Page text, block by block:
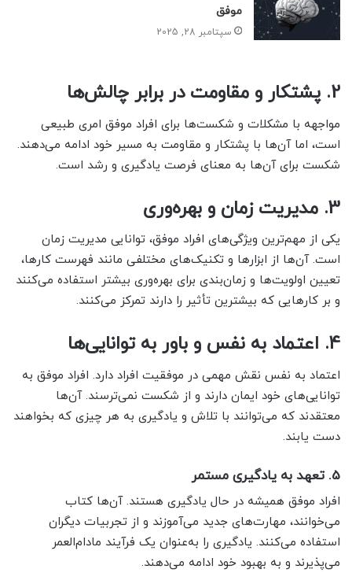
موفق
سپتامبر 28, 2025
2. پشتکار و مقاومت در برابر چالش‌ها
مواجهه با مشکلات و شکست‌ها برای افراد موفق امری طبیعی
است، اما آن‌ها با پشتکار و مقاومت به مسیر خود ادامه می‌دهند.
شکست برای آن‌ها به معنای فرصت یادگیری و رشد است.
3. مدیریت زمان و بهره‌وری
یکی از مهم‌ترین ویژگی‌های افراد موفق، توانایی مدیریت زمان
است. آن‌ها از ابزارها و تکنیک‌های مختلفی مانند فهرست کارها،
تعیین اولویت‌ها و زمان‌بندی برای بهره‌وری بیشتر استفاده می‌کنند
و بر کارهایی که بیشترین تأثیر را دارند تمرکز می‌کنند.
4. اعتماد به نفس و باور به توانایی‌ها
اعتماد به نفس نقش مهمی در موفقیت افراد دارد. افراد موفق به
توانایی‌های خود ایمان دارند و از شکست نمی‌ترسند. آن‌ها
معتقدند که می‌توانند با تلاش و یادگیری به هر چیزی که بخواهند
دست یابند.
5. تعهد به یادگیری مستمر
افراد موفق همیشه در حال یادگیری هستند. آن‌ها کتاب
می‌خوانند، مهارت‌های جدید می‌آموزند و از تجربیات دیگران
استفاده می‌کنند. یادگیری را به‌عنوان یک فرآیند مادام‌العمر
می‌پذیرند و به بهبود خود ادامه می‌دهند.